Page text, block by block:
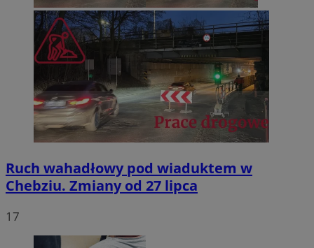
Ruch wahadłowy pod wiaduktem w
Chebziu. Zmiany od 27 lipca
17